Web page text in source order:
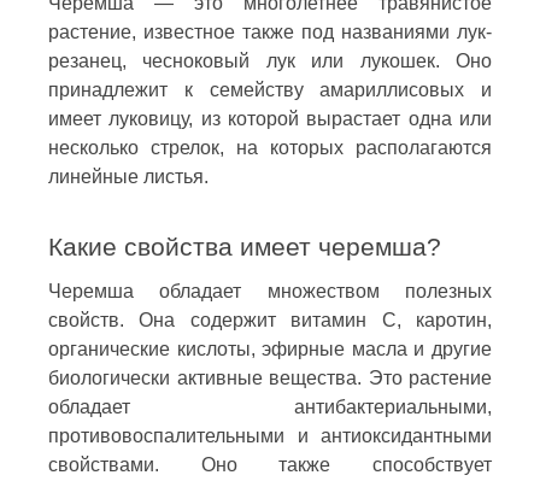
растение, известное также под названиями лук-
резанец, чесноковый лук или лукошек. Оно
принадлежит к семейству амариллисовых и
имеет луковицу, из которой вырастает одна или
несколько стрелок, на которых располагаются
линейные листья.
Какие свойства имеет черемша?
Черемша обладает множеством полезных
свойств. Она содержит витамин С, каротин,
органические кислоты, эфирные масла и другие
биологически активные вещества. Это растение
обладает антибактериальными,
противовоспалительными и антиоксидантными
свойствами. Оно также способствует